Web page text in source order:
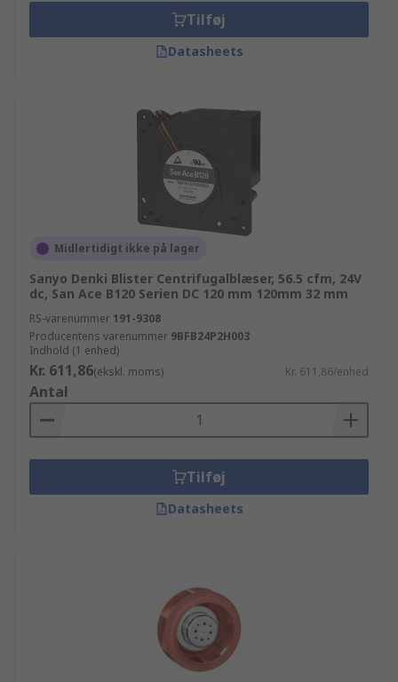
Tilføj
Datasheets
Midlertidigt ikke på lager
Sanyo Denki Blister Centrifugalblæser, 56.5 cfm, 24V
dc, San Ace B120 Serien DC 120 mm 120mm 32 mm
RS-varenummer 191-9308
Producentens varenummer 9BFB24P2H003
Indhold (1 enhed)
Kr. 611,86(ekskl. moms) Kr. 611,86/enhed
Antal
Tilføj
Datasheets